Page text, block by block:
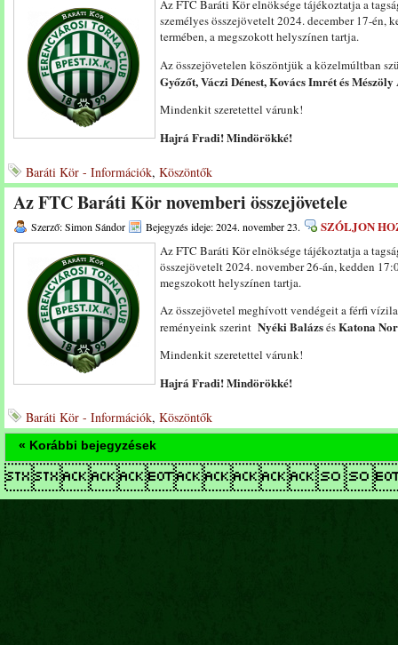
Az FTC Baráti Kör elnöksége tájékoztatja a
személyes összejövetelt 2024. december 17-én,
termében, a megszokott helyszínen tartja.
Az összejövetelen köszöntjük a közelmúltban
Győzőt, Váczi Dénest, Kovács Imrét és
Mindenkit szeretettel várunk!
Hajrá Fradi! Mindörökké!
Baráti Kör - Információk, Köszöntők
Az FTC Baráti Kör novemberi összejövetele
Szerző: Simon Sándor Bejegyzés ideje: 2024. november 23. SZÓLJON
Az FTC Baráti Kör elnöksége tájékoztatja a
összejövetelt 2024. november 26-án, kedden
megszokott helyszínen tartja.
Az összejövetel meghívott vendégeit a férfi
reményeink szerint Nyéki BalázsésKatona
Mindenkit szeretettel várunk!
Hajrá Fradi! Mindörökké!
Baráti Kör - Információk, Köszöntők
« Korábbi bejegyzések